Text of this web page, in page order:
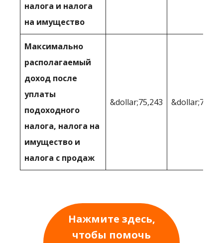
налога и налога
на имущество
Максимально
располагаемый
доход после
уплаты
подоходного
налога, налога на
имущество и
налога с продаж
&dollar;75,243
Нажмите здесь,
чтобы помочь